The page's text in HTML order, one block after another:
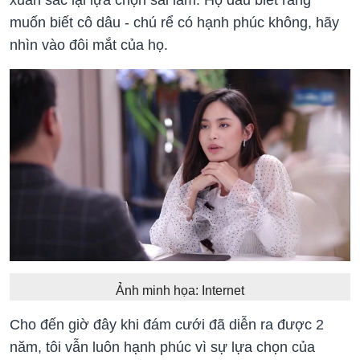
muốn biết cô dâu - chú rể có hạnh phúc không, hãy
nhìn vào đôi mắt của họ.
Ảnh minh họa: Internet
Cho đến giờ đây khi đám cưới đã diễn ra được 2
năm, tôi vẫn luôn hạnh phúc vì sự lựa chọn của